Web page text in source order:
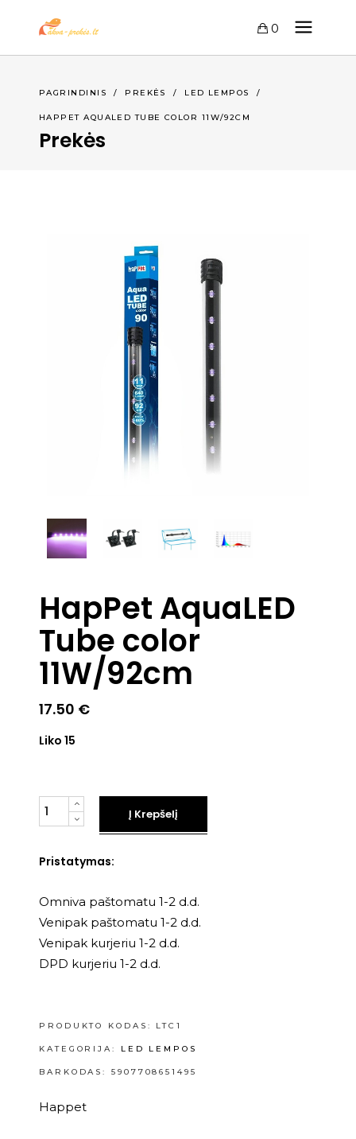
0
PAGRINDINIS / PREKĖS / LED LEMPOS /
HAPPET AQUALED TUBE COLOR 11W/92CM
Prekės
HapPet AquaLED
Tube color
11W/92cm
17.50 €
Liko 15
Kiekis
Į Krepšelį
Pristatymas:
Omniva paštomatu 1-2 d.d.
Venipak paštomatu 1-2 d.d.
Venipak kurjeriu 1-2 d.d.
DPD kurjeriu 1-2 d.d.
PRODUKTO KODAS: LTC1
KATEGORIJA: LED LEMPOS
BARKODAS: 5907708651495
Happet